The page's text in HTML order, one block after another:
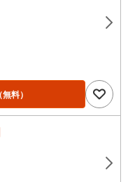
（無料）